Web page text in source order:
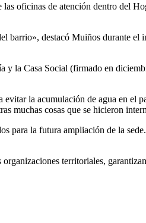
oficinas de atención dentro del
barrio», destacó Muiños durante
la Casa Social (firmado en
la acumulación de agua en el
muchas cosas que se hicieron
para la futura ampliación de la
territoriales,